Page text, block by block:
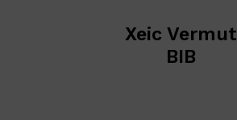
Xeic Vermut
BIB